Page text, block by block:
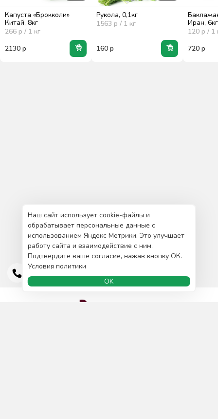
Капуста «Брокколи»
Китай, 8кг
266 р / 1 кг
2130 р
Рукола, 0,1кг
1563 р / 1кг
160 р
Иран, 6кг
120 р / 1
720 р
Наш сайт использует cookie-файлы и
обрабатывает персональные данные с
использованием Яндекс Метрики. Это улучшает
работу сайта и взаимодействие с ним.
Подтвердите ваше согласие, нажав кнопку ОК.
Условия политики
OK